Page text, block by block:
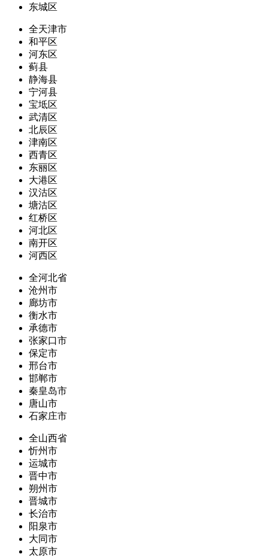
东城区
全天津市
和平区
河东区
蓟县
静海县
宁河县
宝坻区
武清区
北辰区
津南区
西青区
东丽区
大港区
汉沽区
塘沽区
红桥区
河北区
南开区
河西区
全河北省
沧州市
廊坊市
衡水市
承德市
张家口市
保定市
邢台市
邯郸市
秦皇岛市
唐山市
石家庄市
全山西省
忻州市
运城市
晋中市
朔州市
晋城市
长治市
阳泉市
大同市
太原市